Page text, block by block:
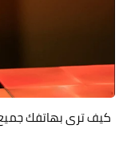
كيف ترى بهاتفك